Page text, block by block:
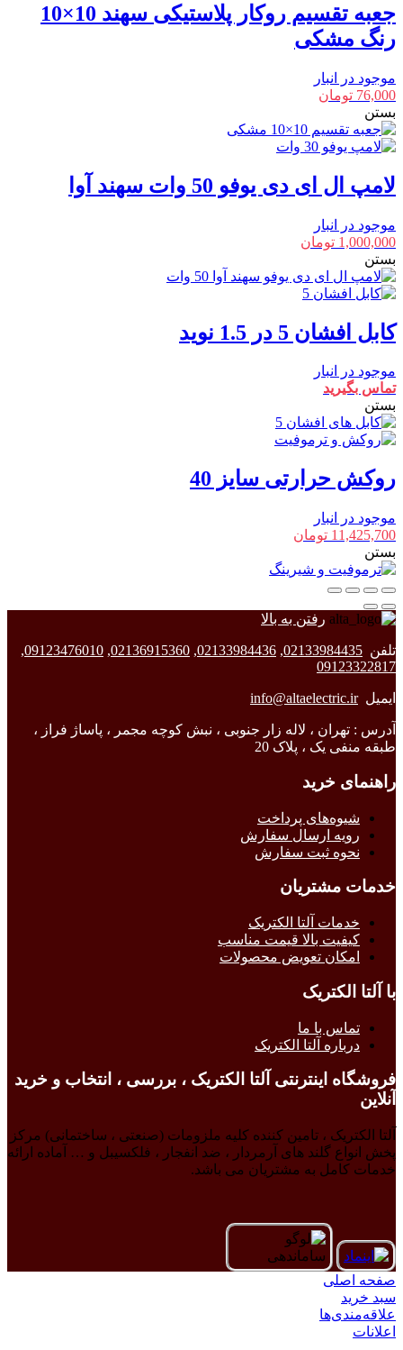
جعبه تقسیم روکار پلاستیکی سهند 10×10
رنگ مشکی
موجود در انبار
76,000 تومان
بستن
لامپ ال ای دی یوفو 50 وات سهند آوا
موجود در انبار
1,000,000 تومان
بستن
کابل افشان 5 در 1.5 نوید
موجود در انبار
تماس بگیرید
بستن
روکش حرارتی سایز 40
موجود در انبار
11,425,700 تومان
بستن
رفتن به بالا
تلفن 02133984435
,
02133984436
,
02136915360
,
09123476010
,
09123322817
ایمیلinfo@altaelectric.ir
آدرس : تهران ، لاله زار جنوبی ، نبش کوچه مجمر ، پاساژ فراز ،
طبقه منفی یک ، پلاک 20
راهنمای خرید
شیوه‌های پرداخت
رویه ارسال سفارش
نحوه ثبت سفارش
خدمات مشتریان
خدمات آلتا الکتریک
کیفیت بالا قیمت مناسب
امکان تعویض محصولات
با آلتا الکتریک
تماس با ما
درباره آلتا الکتریک
فروشگاه اینترنتی آلتا الکتریک ، بررسی ، انتخاب و خرید
آنلاین
آلتا الکتریک ، تامین کننده کلیه ملزومات (صنعتی ، ساختمانی) مرکز
پخش انواع گلند های آرمردار ، ضد انفجار ، فلکسیبل و … آماده ارائه
خدمات کامل به مشتریان می باشد.
صفحه اصلی
سبد خرید
علاقه‌مندی‌ها
اعلانات